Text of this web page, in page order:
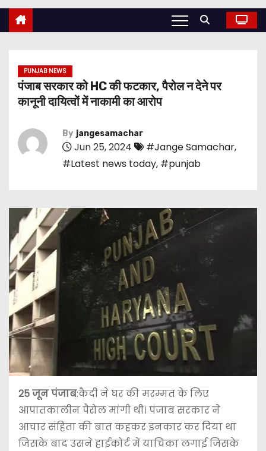
PUNJAB NEWS
पंजाब सरकार को HC की फटकार, पैरोल न देने पर
कानूनी दायित्वों में नाकामी का आरोप
By jangesamachar
Jun 25, 2024 #Jange Samachar,
#Latest news today, #punjab
25 जून पंजाब:कैदी ने घर की मरम्मत के लिए
आपातकालीन पैरोल मांगी थी। पंजाब सरकार ने
आचार संहिता की बात कहकर इनकार कर दिया था
जिसके बाद उसने हाईकोर्ट में याचिका लगाई जिसके